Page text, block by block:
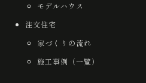
モデルハウス
注文住宅
家づくりの流れ
施工事例（一覧）